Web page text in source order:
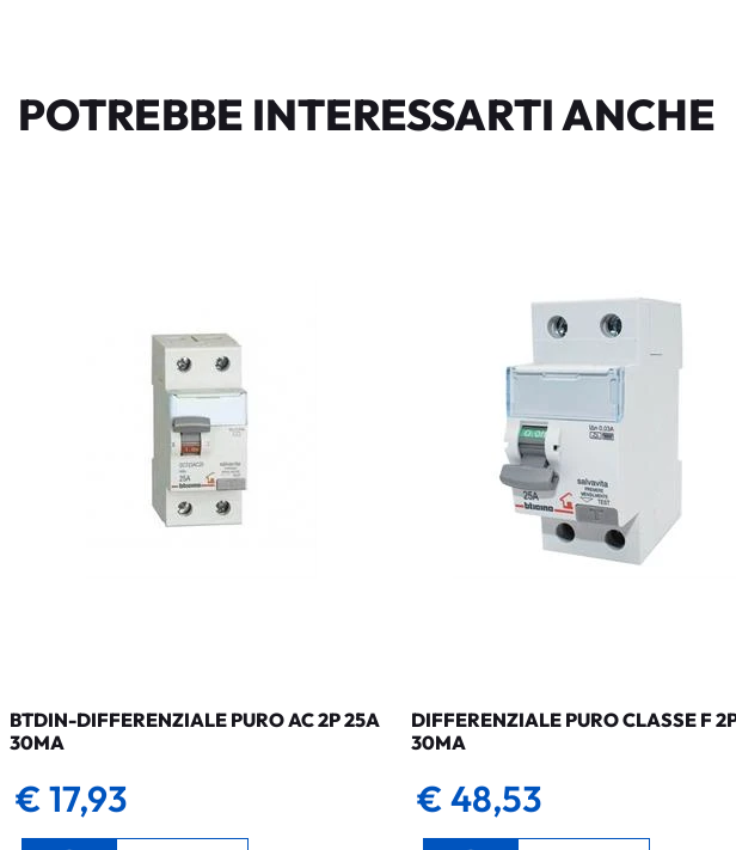
POTREBBE INTERESSARTI ANCHE
BTDIN-DIFFERENZIALE PURO AC 2P 25A
30MA
€ 17,93
DIFFERENZIALE PURO CLASSE F
30MA
€ 48,53